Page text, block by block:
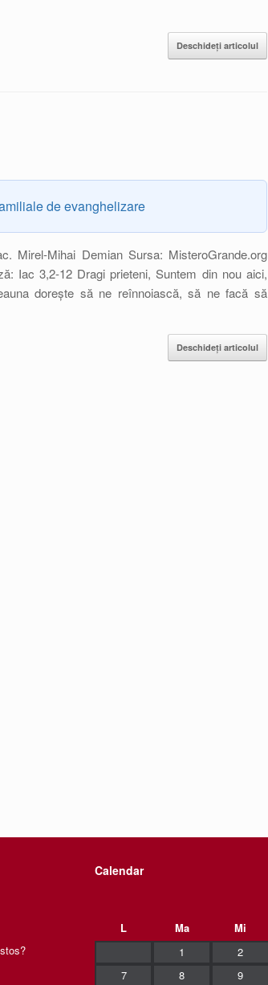
Deschideți articolul
de evanghelizare
Mirel-Mihai Demian Sursa: MisteroGrande.org
Iac 3,2-12 Dragi prieteni, Suntem din nou aici,
dorește să ne reînnoiască, să ne facă să
Deschideți articolul
Calendar
L
Ma Mi
1
2
7
8 9